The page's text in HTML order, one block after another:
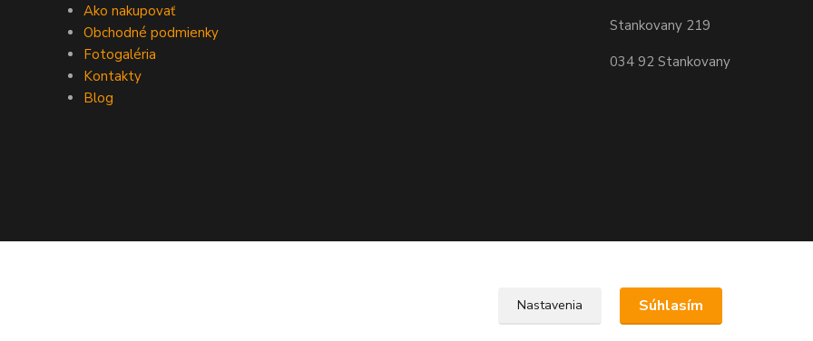
Ako nakupovať
Obchodné podmienky
Fotogaléria
Kontakty
Blog
Stankovany 219
034 92 Stankovany
Nastavenia Súhlasím